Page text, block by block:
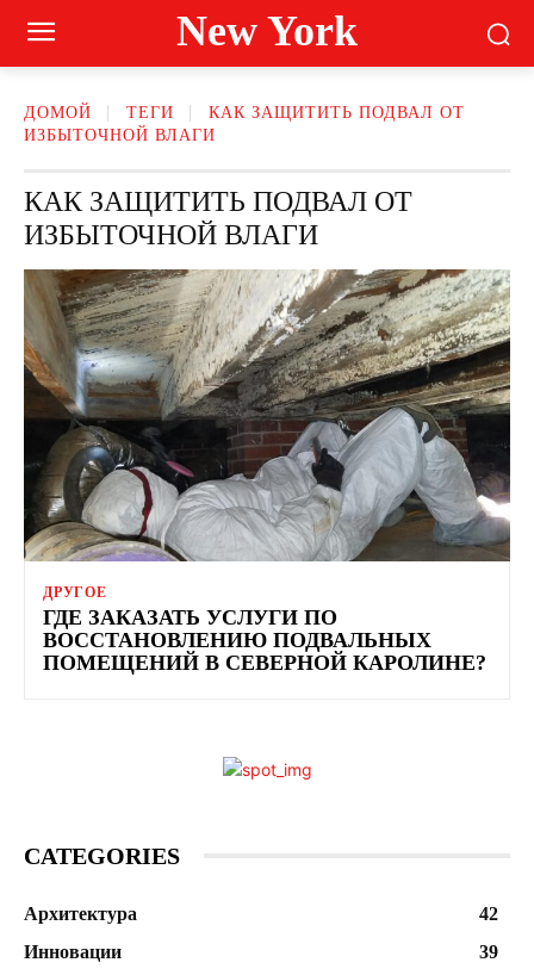
New York
ДОМОЙ ТЕГИ
КАК ЗАЩИТИТЬ ПОДВАЛ ОТ
ИЗБЫТОЧНОЙ ВЛАГИ
КАК ЗАЩИТИТЬ ПОДВАЛ ОТ
ИЗБЫТОЧНОЙ ВЛАГИ
ДРУГОЕ
ГДЕ ЗАКАЗАТЬ УСЛУГИ ПО
ВОССТАНОВЛЕНИЮ ПОДВАЛЬНЫХ
ПОМЕЩЕНИЙ В СЕВЕРНОЙ КАРОЛИНЕ?
CATEGORIES
Архитектура
42
Инновации
39